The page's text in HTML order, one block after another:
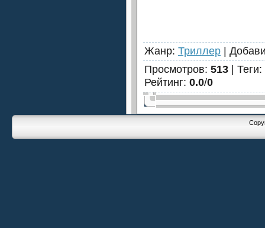
Жанр: Триллер |
Просмотров: 513 | Теги:
Рейтинг: 0.0/0